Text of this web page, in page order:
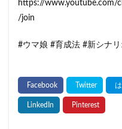
https://www.youtube.com/
/join
#ウマ娘 #育成法 #新シナリ